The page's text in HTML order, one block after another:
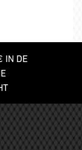
IN DE